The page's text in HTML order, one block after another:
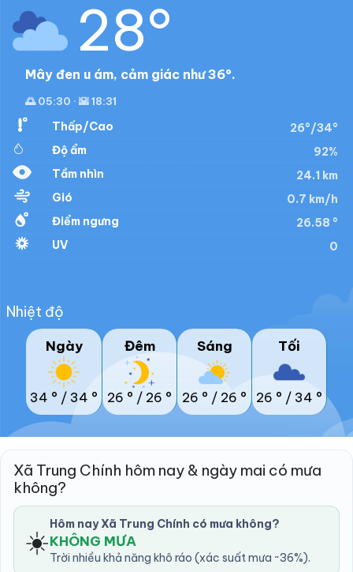
28°
Mây đen u ám, cảm giác như 36°.
🌅 05:30 · 🌇 18:31
Thấp/Cao
26°/34°
Độ ẩm
92%
Tầm nhìn
24.1 km
Gió
0.7 km/h
Điểm ngưng
26.58 °
UV
0
Nhiệt độ
Ngày
34 ° / 34 °
Đêm
26 ° / 26 °
Sáng
26 ° / 26 °
Tối
26 ° / 34 °
Xã Trung Chính hôm nay & ngày mai có mưa
không?
☀️ Hôm nay Xã Trung Chính có mưa không?
KHÔNG MƯA
Trời nhiều khả năng khô ráo (xác suất mưa ~36%).